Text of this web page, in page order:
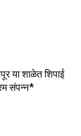
या शाळेत शिपाई
संपन्न*